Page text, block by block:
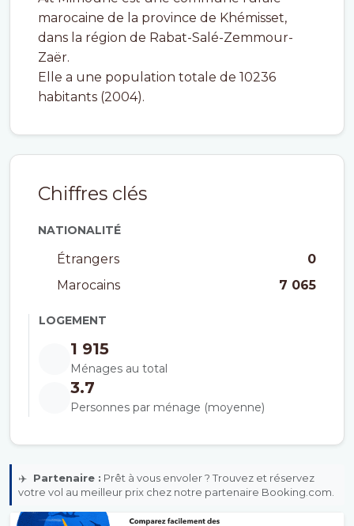
marocaine de la province de Khémisset,
dans la région de Rabat-Salé-Zemmour-
Zaër.
Elle a une population totale de 10236
habitants (2004).
Chiffres clés
NATIONALITÉ
Étrangers
0
Marocains
7 065
LOGEMENT
1 915
Ménages au total
3.7
Personnes par ménage (moyenne)
✈️ Partenaire : Prêt à vous envoler ? Trouvez et réservez
votre vol au meilleur prix chez notre partenaire Booking.com.